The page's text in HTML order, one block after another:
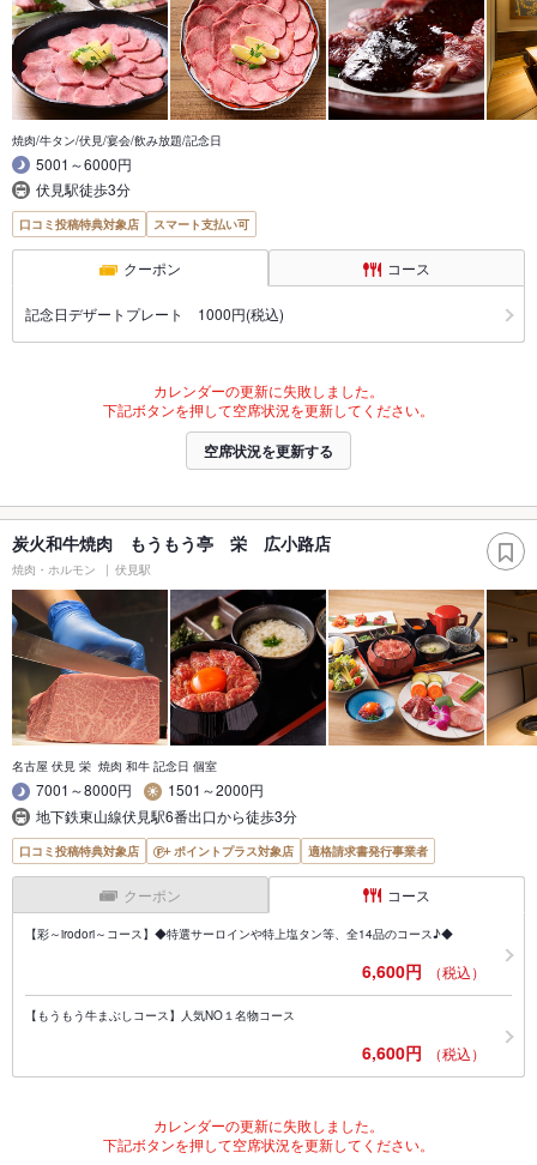
焼肉/牛タン/伏見/宴会/飲み放題/記念日
5001～6000円
伏見駅徒歩3分
口コミ投稿特典対象店 スマート支払い可
クーポン コース
記念日デザートプレート 1000円(税込)
カレンダーの更新に失敗しました。
下記ボタンを押して空席状況を更新してください。
空席状況を更新する
炭火和牛焼肉 もうもう亭 栄 広小路店
焼肉・ホルモン 伏見駅
名古屋 伏見 栄 焼肉 和牛 記念日 個室
7001～8000円
1501～2000円
地下鉄東山線伏見駅6番出口から徒歩3分
口コミ投稿特典対象店 ポイントプラス対象店 適格請求書発行事業者
クーポン コース
【彩～irodori～コース】◆特選サーロインや特上塩タン等、全14品のコース♪◆
6,600円 （税込）
【もうもう牛まぶしコース】人気NO１名物コース
6,600円 （税込）
カレンダーの更新に失敗しました。
下記ボタンを押して空席状況を更新してください。